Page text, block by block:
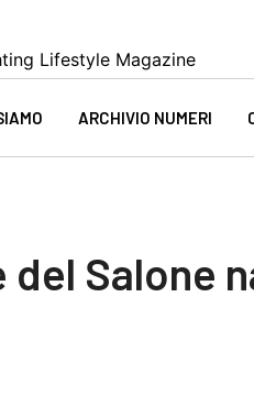
ARCHIVIO NUMERI
Salone